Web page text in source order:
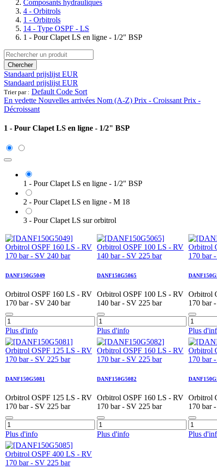
Composants hydrauliques
4 - Orbitrols
1 - Orbitrols
14 - Type OSPF - LS
1 - Pour Clapet LS en ligne - 1/2" BSP
Chercher
Standaard prijslijst EUR
Standaard prijslijst EUR
Trier par : Default Code Sort
En vedette Nouvelles arrivées Nom (A-Z) Prix - Croissant Prix -
Décroissant
1 - Pour Clapet LS en ligne - 1/2" BSP
1 - Pour Clapet LS en ligne - 1/2" BSP
2 - Pour Clapet LS en ligne - M 18
3 - Pour Clapet LS sur orbitrol
DANF150G5049
Orbitrol OSPF 160 LS - RV
170 bar - SV 240 bar
Plus d'info
DANF150G5065
Orbitrol OSPF 100 LS - RV
140 bar - SV 225 bar
Plus d'info
Orbitrol
170 bar
Plus
DANF150G5081
Orbitrol OSPF 125 LS - RV
170 bar - SV 225 bar
Plus d'info
DANF150G5082
Orbitrol OSPF 160 LS - RV
170 bar - SV 225 bar
Plus d'info
Orbitrol
170 bar
Plus